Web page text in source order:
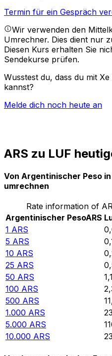
Termin für ein Gespräch
Wir verwenden den
Umrechner. Dies dient nur
Diesen Kurs erhalten Sie
Sendekurse prüfen.
Wusstest du, dass du mit
kannst?
Melde dich noch heute an
ARS zu LUF
Von Argentinischer Peso
umrechnen
Rate information of
Argentinischer PesoARS
1 ARS
5 ARS
10 ARS
25 ARS
50 ARS
100 ARS
500 ARS
1.000 ARS
5.000 ARS
10.000 ARS